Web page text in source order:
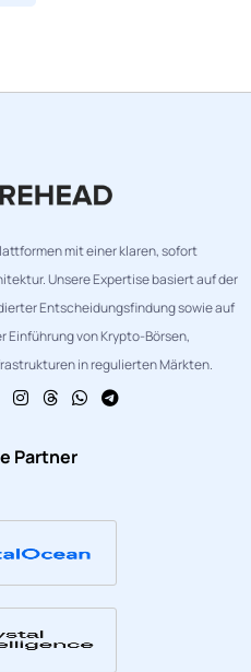
mit einer klaren, sofort
Unsere Expertise basiert auf der
Entscheidungsfindung sowie auf
Einführung von Krypto-Börsen,
in regulierten Märkten.
Partner